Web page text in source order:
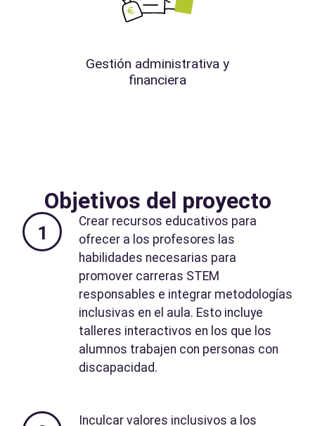
Gestión administrativa y
financiera
Objetivos del proyecto
1
Crear recursos educativos para
ofrecer a los profesores las
habilidades necesarias para
promover carreras STEM
responsables e integrar metodologías
inclusivas en el aula. Esto incluye
talleres interactivos en los que los
alumnos trabajen con personas con
discapacidad.
Inculcar valores inclusivos a los